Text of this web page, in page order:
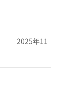
2025年11